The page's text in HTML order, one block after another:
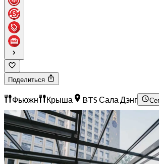
Поделиться
Фьюжн Крыша BTS Сала Дэнг